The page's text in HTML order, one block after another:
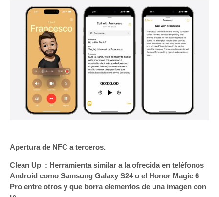
Apertura de NFC a terceros.
Clean Up : Herramienta similar a la ofrecida en teléfonos
Android como Samsung Galaxy S24 o el Honor Magic 6
Pro entre otros y que borra elementos de una imagen con